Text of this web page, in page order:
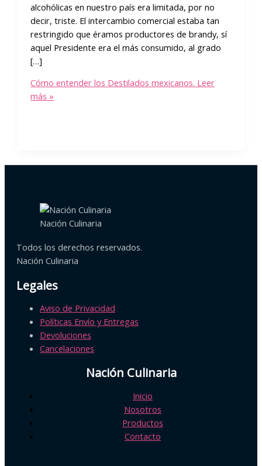
alcohólicas en nuestro país era limitada, por no
decir, triste. El intercambio comercial estaba tan
restringido que éramos productores de brandy, sí
aquel Presidente era el más consumido, al grado
[…]
Cómo entender los Destilados mexicanos. Leer
más »
Nación Culinaria
Todos los derechos reservados.
Nación Culinaria
Legales
Aviso de Privacidad
Políticas Envío y Entregas
Devoluciones
Cancelaciones
Nación Culinaria
Inicio
Nosotros
Productos
Contacto